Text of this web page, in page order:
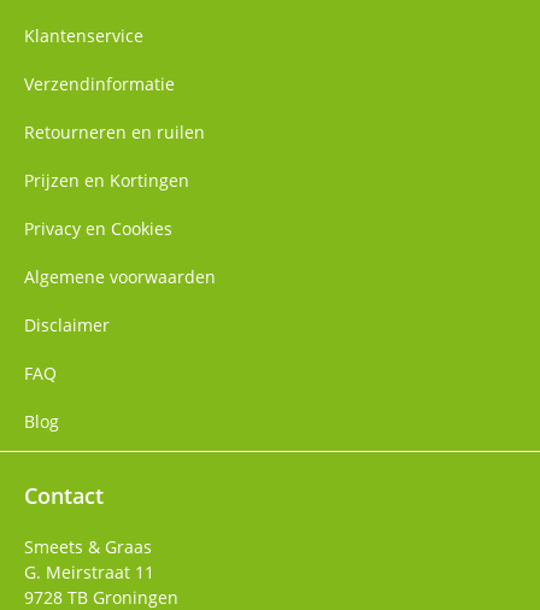
Klantenservice
Verzendinformatie
Retourneren en ruilen
Prijzen en Kortingen
Privacy en Cookies
Algemene voorwaarden
Disclaimer
FAQ
Blog
Contact
Smeets & Graas
G. Meirstraat 11
9728 TB Groningen